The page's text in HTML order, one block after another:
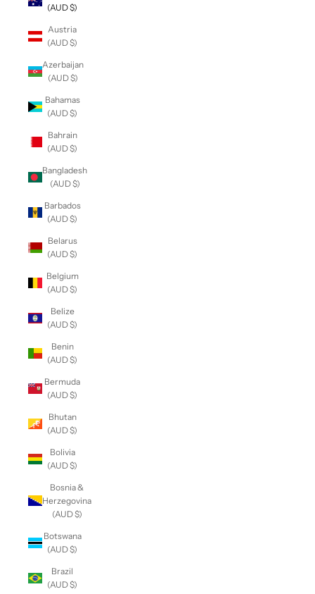
(AUD $)
Austria
(AUD $)
Azerbaijan
(AUD $)
Bahamas
(AUD $)
Bahrain
(AUD $)
Bangladesh
(AUD $)
Barbados
(AUD $)
Belarus
(AUD $)
Belgium
(AUD $)
Belize
(AUD $)
Benin
(AUD $)
Bermuda
(AUD $)
Bhutan
(AUD $)
Bolivia
(AUD $)
Bosnia &
Herzegovina
(AUD $)
Botswana
(AUD $)
Brazil
(AUD $)